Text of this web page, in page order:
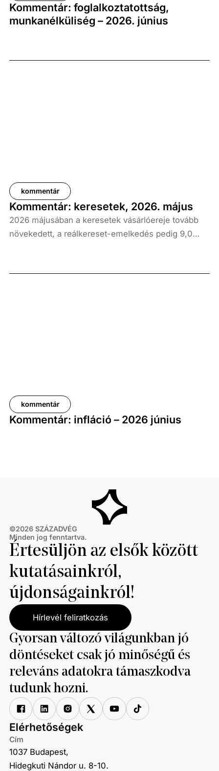
Kommentár: foglalkoztatottság,
munkanélküliség – 2026. június
kommentár
Kommentár: keresetek, 2026. május
2026 májusában a keresetek vásárlóereje tovább
növekedett, a reálkereset-emelkedés pedig 9,0
százalékot, a nettóé 11,0 százalékot tett ki, emellett
kommentár
Kommentár: infláció – 2026 június
©2026 SZÁZADVÉG
Minden jog fenntartva.
Értesüljön az elsők között
kutatásainkról,
újdonságainkról!
Hírlevél feliratkozás
Gyorsan változó világunkban jó
döntéseket csak jó minőségű és
releváns adatokra támaszkodva
tudunk hozni.
Elérhetőségek
Cím
1037 Budapest,
Hidegkuti Nándor u. 8-10.